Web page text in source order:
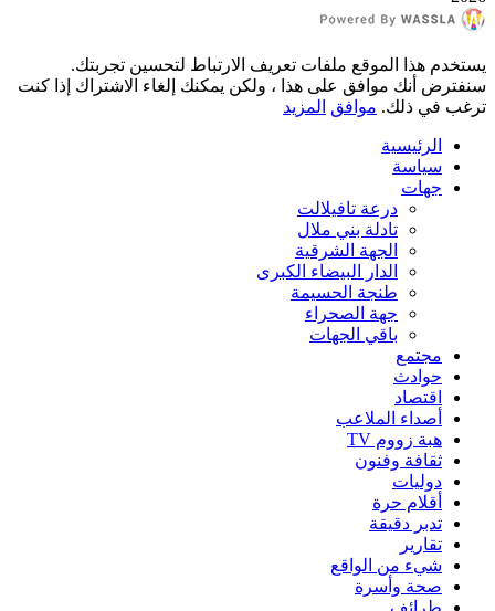
يستخدم هذا الموقع ملفات تعريف الارتباط لتحسين تجربتك.
سنفترض أنك موافق على هذا ، ولكن يمكنك إلغاء الاشتراك إذا كنت
ترغب في ذلك. موافق المزيد
الرئيسية
سياسة
جهات
درعة تافيلالت
تادلة بني ملال
الجهة الشرقية
الدار البيضاء الكبرى
طنجة الحسيمة
جهة الصحراء
باقي الجهات
مجتمع
حوادث
اقتصاد
أصداء الملاعب
هبة زووم TV
ثقافة وفنون
دوليات
أقلام حرة
تدبر دقيقة
تقارير
شيء من الواقع
صحة وأسرة
طرائف